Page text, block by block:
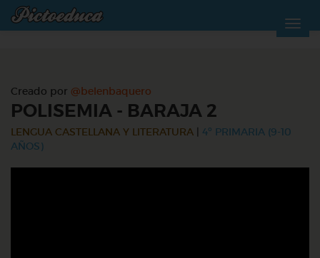
Creado por @belenbaquero
POLISEMIA - BARAJA 2
LENGUA CASTELLANA Y LITERATURA
4º PRIMARIA (9-10
AÑOS)